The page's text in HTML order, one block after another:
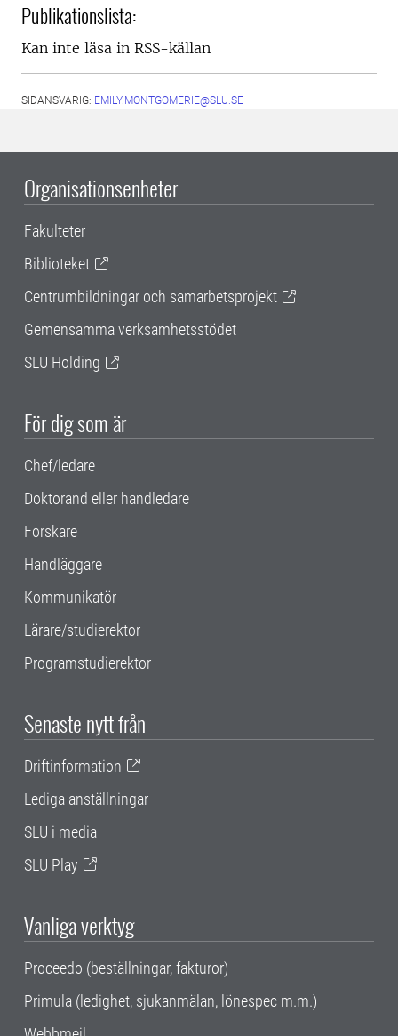
Publikationslista:
Kan inte läsa in RSS-källan
SIDANSVARIG: EMILY.MONTGOMERIE@SLU.SE
Organisationsenheter
Fakulteter
Biblioteket
Centrumbildningar och samarbetsprojekt
Gemensamma verksamhetsstödet
SLU Holding
För dig som är
Chef/ledare
Doktorand eller handledare
Forskare
Handläggare
Kommunikatör
Lärare/studierektor
Programstudierektor
Senaste nytt från
Driftinformation
Lediga anställningar
SLU i media
SLU Play
Vanliga verktyg
Proceedo (beställningar, fakturor)
Primula (ledighet, sjukanmälan, lönespec m.m.)